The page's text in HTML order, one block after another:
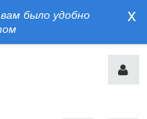
было удобно
x